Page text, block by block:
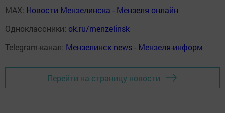
MAX: Новости Мензелинска - Мензеля онлайн
Одноклассники: ok.ru/menzelinsk
Telegram-канал: Мензелинск news - Мензеля-информ
Перейти на страницу новости